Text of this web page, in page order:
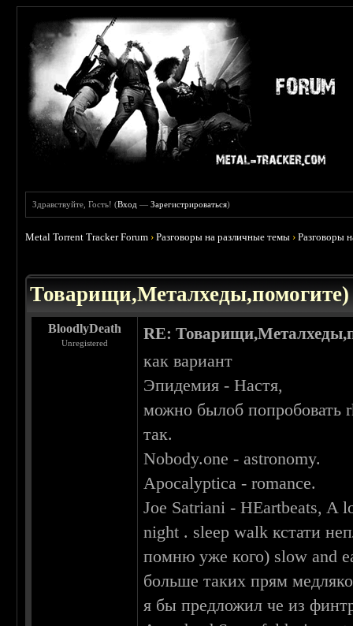
Здравствуйте, Гость! (Вход —Зарегистрироваться)
Metal Torrent Tracker Forum ›Разговоры на различные темы ›Разговоры
Товарищи,Металхеды,помогите)
BloodlyDeath
Unregistered
RE:
как вариант
Эпидемия - Настя,
можно былоб попробовать
так.
Nobody.one - astronomy.
Apocalyptica - romance.
Joe Satriani - HEartbeats, A
night . sleep walk кстати
помню уже кого) slow and
больше таких прям
я бы предложил че из